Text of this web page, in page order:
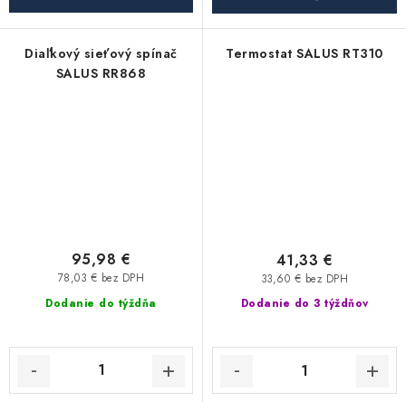
Diaľkový sieťový spínač
SALUS RR868
Dodanie do týždňa
78,03 € bez DPH
95,98 €
Termostat SALUS RT310
Dodanie do 3 týždňov
33,60 € bez DPH
41,33 €